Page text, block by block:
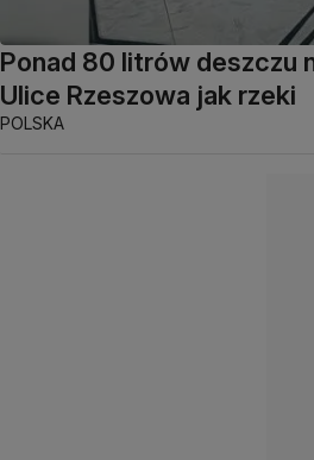
Ponad 80 litrów deszczu
Ulice Rzeszowa jak rzeki
POLSKA